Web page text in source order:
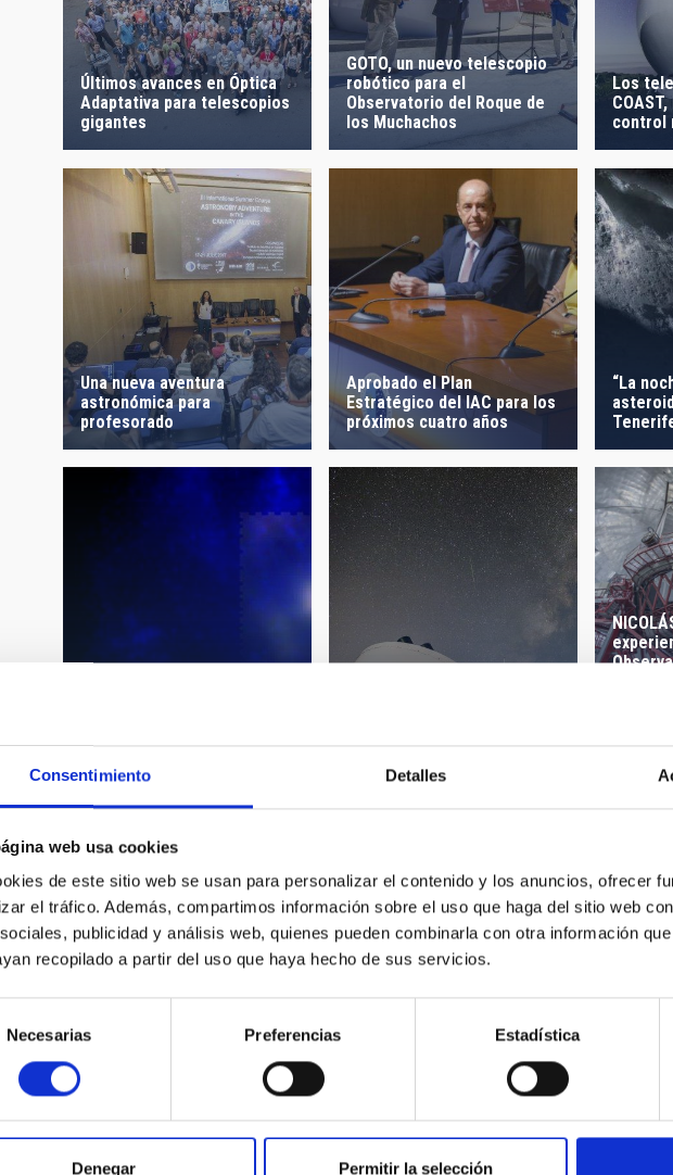
Consentimiento Detalles
web usa cookies
de este sitio web se usan para personalizar el contenido y los anuncios, ofrecer
el tráfico. Además, compartimos información sobre el uso que haga del sitio web
publicidad y análisis web, quienes pueden combinarla con otra información
recopilado a partir del uso que haya hecho de sus servicios.
Necesarias Preferencias Estadística
Denegar Permitir la selección
Últimos avances en Óptica
Adaptativa para telescopios
gigantes
GOTO, un nuevo telescopio
robótico para el
Observatorio del Roque de
los Muchachos
Los
control
Una nueva aventura
astronómica para
profesorado
Aprobado el Plan
Estratégico del IAC para los
próximos cuatro años
“La
Celebrada en el
Observatorio del Roque de
de puertas abiertas para los
Imágenes del eclipse solar